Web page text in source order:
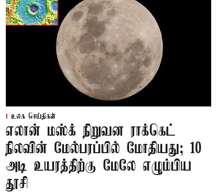
உலக செய்திகள்
எலான் மஸ்க் நிறுவன ராக்கெட்
நிலவின் மேல்பரப்பில் மோதியது; 10
அடி உயரத்திற்கு மேலே எழும்பிய
தூசி